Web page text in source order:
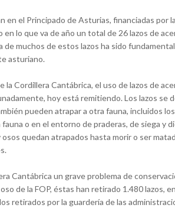
en el Principado de Asturias, financiadas por
lo que va de año un total de 26 lazos de
de muchos de estos lazos ha sido
asturiano.
Cordillera Cantábrica, el uso de lazos de
hoy está remitiendo. Los lazos se
pueden atrapar a otra fauna, incluidos
o en el entorno de praderas, de siega y
quedan atrapados hasta morir o ser
Cantábrica un grave problema de
de la FOP, éstas han retirado 1.480 lazos,
retirados por la guardería de las